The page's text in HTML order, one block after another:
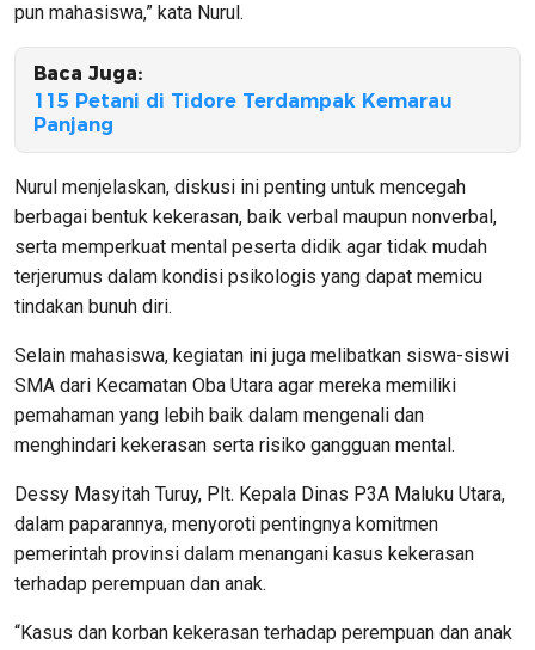
pun mahasiswa,” kata Nurul.
Baca Juga:
115 Petani di Tidore Terdampak Kemarau
Panjang
Nurul menjelaskan, diskusi ini penting untuk mencegah
berbagai bentuk kekerasan, baik verbal maupun nonverbal,
serta memperkuat mental peserta didik agar tidak mudah
terjerumus dalam kondisi psikologis yang dapat memicu
tindakan bunuh diri.
Selain mahasiswa, kegiatan ini juga melibatkan siswa-siswi
SMA dari Kecamatan Oba Utara agar mereka memiliki
pemahaman yang lebih baik dalam mengenali dan
menghindari kekerasan serta risiko gangguan mental.
Dessy Masyitah Turuy, Plt. Kepala Dinas P3A Maluku Utara,
dalam paparannya, menyoroti pentingnya komitmen
pemerintah provinsi dalam menangani kasus kekerasan
terhadap perempuan dan anak.
“Kasus dan korban kekerasan terhadap perempuan dan anak